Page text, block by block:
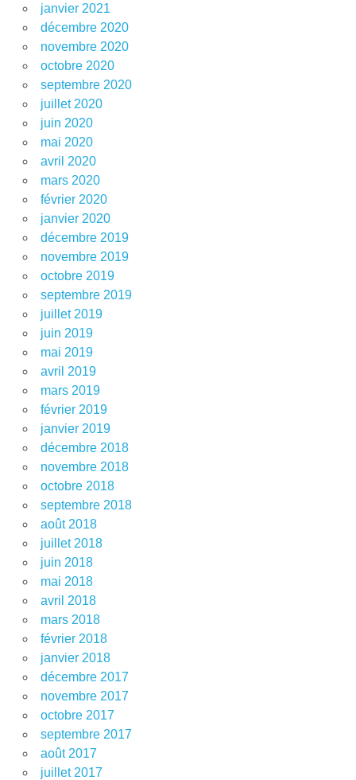
janvier 2021
décembre 2020
novembre 2020
octobre 2020
septembre 2020
juillet 2020
juin 2020
mai 2020
avril 2020
mars 2020
février 2020
janvier 2020
décembre 2019
novembre 2019
octobre 2019
septembre 2019
juillet 2019
juin 2019
mai 2019
avril 2019
mars 2019
février 2019
janvier 2019
décembre 2018
novembre 2018
octobre 2018
septembre 2018
août 2018
juillet 2018
juin 2018
mai 2018
avril 2018
mars 2018
février 2018
janvier 2018
décembre 2017
novembre 2017
octobre 2017
septembre 2017
août 2017
juillet 2017